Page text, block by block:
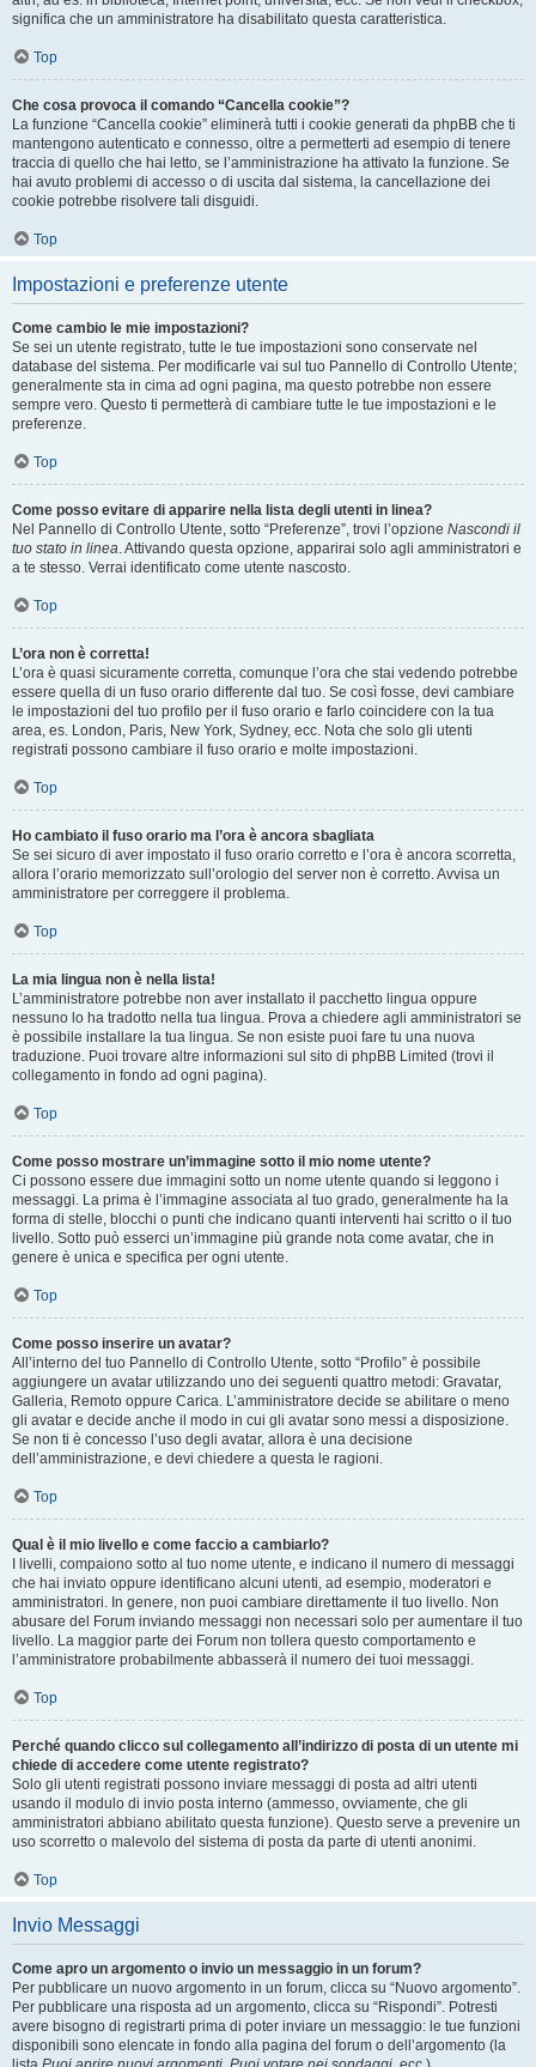
significa che un amministratore ha disabilitato questa caratteristica.
Top
Che cosa provoca il comando “Cancella cookie”?
La funzione “Cancella cookie” eliminerà tutti i cookie generati da phpBB che ti
mantengono autenticato e connesso, oltre a permetterti ad esempio di tenere
traccia di quello che hai letto, se l’amministrazione ha attivato la funzione. Se
hai avuto problemi di accesso o di uscita dal sistema, la cancellazione dei
cookie potrebbe risolvere tali disguidi.
Top
Impostazioni e preferenze utente
Come cambio le mie impostazioni?
Se sei un utente registrato, tutte le tue impostazioni sono conservate nel
database del sistema. Per modificarle vai sul tuo Pannello di Controllo Utente;
generalmente sta in cima ad ogni pagina, ma questo potrebbe non essere
sempre vero. Questo ti permetterà di cambiare tutte le tue impostazioni e le
preferenze.
Top
Come posso evitare di apparire nella lista degli utenti in linea?
Nel Pannello di Controllo Utente, sotto “Preferenze”, trovi l’opzione Nascondi il
tuo stato in linea. Attivando questa opzione, apparirai solo agli amministratori e
a te stesso. Verrai identificato come utente nascosto.
Top
L’ora non è corretta!
L’ora è quasi sicuramente corretta, comunque l’ora che stai vedendo potrebbe
essere quella di un fuso orario differente dal tuo. Se così fosse, devi cambiare
le impostazioni del tuo profilo per il fuso orario e farlo coincidere con la tua
area, es. London, Paris, New York, Sydney, ecc. Nota che solo gli utenti
registrati possono cambiare il fuso orario e molte impostazioni.
Top
Ho cambiato il fuso orario ma l’ora è ancora sbagliata
Se sei sicuro di aver impostato il fuso orario corretto e l’ora è ancora scorretta,
allora l’orario memorizzato sull’orologio del server non è corretto. Avvisa un
amministratore per correggere il problema.
Top
La mia lingua non è nella lista!
L’amministratore potrebbe non aver installato il pacchetto lingua oppure
nessuno lo ha tradotto nella tua lingua. Prova a chiedere agli amministratori se
è possibile installare la tua lingua. Se non esiste puoi fare tu una nuova
traduzione. Puoi trovare altre informazioni sul sito di phpBB Limited (trovi il
collegamento in fondo ad ogni pagina).
Top
Come posso mostrare un’immagine sotto il mio nome utente?
Ci possono essere due immagini sotto un nome utente quando si leggono i
messaggi. La prima è l’immagine associata al tuo grado, generalmente ha la
forma di stelle, blocchi o punti che indicano quanti interventi hai scritto o il tuo
livello. Sotto può esserci un’immagine più grande nota come avatar, che in
genere è unica e specifica per ogni utente.
Top
Come posso inserire un avatar?
All’interno del tuo Pannello di Controllo Utente, sotto “Profilo” è possibile
aggiungere un avatar utilizzando uno dei seguenti quattro metodi: Gravatar,
Galleria, Remoto oppure Carica. L’amministratore decide se abilitare o meno
gli avatar e decide anche il modo in cui gli avatar sono messi a disposizione.
Se non ti è concesso l’uso degli avatar, allora è una decisione
dell’amministrazione, e devi chiedere a questa le ragioni.
Top
Qual è il mio livello e come faccio a cambiarlo?
I livelli, compaiono sotto al tuo nome utente, e indicano il numero di messaggi
che hai inviato oppure identificano alcuni utenti, ad esempio, moderatori e
amministratori. In genere, non puoi cambiare direttamente il tuo livello. Non
abusare del Forum inviando messaggi non necessari solo per aumentare il tuo
livello. La maggior parte dei Forum non tollera questo comportamento e
l’amministratore probabilmente abbasserà il numero dei tuoi messaggi.
Top
Perché quando clicco sul collegamento all’indirizzo di posta di un utente mi
chiede di accedere come utente registrato?
Solo gli utenti registrati possono inviare messaggi di posta ad altri utenti
usando il modulo di invio posta interno (ammesso, ovviamente, che gli
amministratori abbiano abilitato questa funzione). Questo serve a prevenire un
uso scorretto o malevolo del sistema di posta da parte di utenti anonimi.
Top
Invio Messaggi
Come apro un argomento o invio un messaggio in un forum?
Per pubblicare un nuovo argomento in un forum, clicca su “Nuovo argomento”.
Per pubblicare una risposta ad un argomento, clicca su “Rispondi”. Potresti
avere bisogno di registrarti prima di poter inviare un messaggio: le tue funzioni
disponibili sono elencate in fondo alla pagina del forum o dell’argomento (la